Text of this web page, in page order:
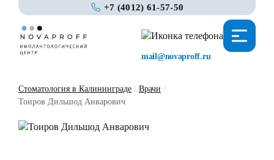
+7 (4012) 61-57-50
mail@novaproff.ru
Стоматология в Калининграде / Врачи /
Тоиров Дильшод Анварович